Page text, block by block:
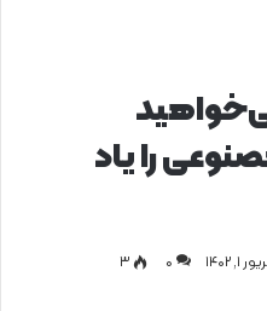
را یاد
0
۳